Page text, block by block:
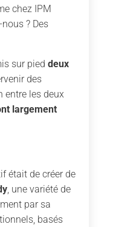
chez IPM
? Des
sur pied deux
des
entre les deux
largement
était de créer de
, une variété de
par sa
basés